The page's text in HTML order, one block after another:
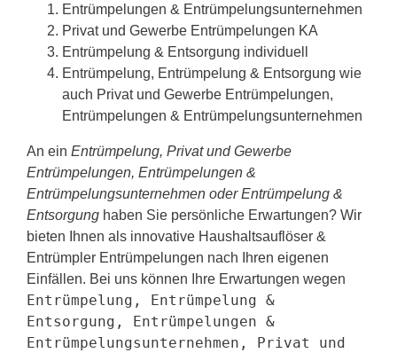
Entrümpelungen & Entrümpelungsunternehmen
Privat und Gewerbe Entrümpelungen KA
Entrümpelung & Entsorgung individuell
Entrümpelung, Entrümpelung & Entsorgung wie
auch Privat und Gewerbe Entrümpelungen,
Entrümpelungen & Entrümpelungsunternehmen
An ein Entrümpelung, Privat und Gewerbe
Entrümpelungen, Entrümpelungen &
Entrümpelungsunternehmen oder Entrümpelung &
Entsorgung haben Sie persönliche Erwartungen? Wir
bieten Ihnen als innovative Haushaltsauflöser &
Entrümpler Entrümpelungen nach Ihren eigenen
Einfällen. Bei uns können Ihre Erwartungen wegen
Entrümpelung, Entrümpelung &
Entsorgung, Entrümpelungen &
Entrümpelungsunternehmen, Privat und